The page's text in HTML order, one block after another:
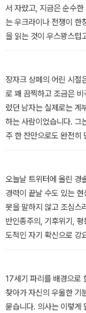
서 자랐고, 지금은 순수
는 우크라이나 전쟁이 한
을 읽는 것이 우스꽝스럽
크네히트는 투명하고도
습니다. “우리는 이 전쟁
원치 않는다. 모두가 겁
사람들에게 우리가 밤낮
우크라이나 사람들은 평
원한다. 우리가 아이들과
술을 감상하지 않는다고
나 국민과 난민의 상황이
든 것을 포기하고 무기력
말려들게 만들려는 푸틴
- 2. 「망해가는 세상에서
장자크 상페의 어린 시절
로 꽤 끔찍하고 조금은
렀던 남자는 실제로는 계
하는 사람이었습니다. 그
주 한 잔만으로도 완전히
고, 매일같이 미친 듯한
잘 버는 일을 찾지 못하면
러면 그는 접시를 집어
어린아이는 오롯이 고통
게 말했습니다. “나는 어
이런 이유로 나는 유쾌함
이것이 바로 상페가 보여
오늘날 트위터에 올린 경
경력이 끝날 수도 있는
못을 말하지 않고 조심스
반인종주의, 기후위기,
도적인 자기 확신으로 강
이 모든 일의 공통점은
행동이 세상을 바꿀 수
럼 개인의 행동을 판단할
는 것이 지금의 시대와
17세기 파리를 배경으로
찾아가 자신의 우울한 기
묻습니다. 의사는 이렇게